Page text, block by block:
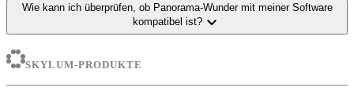
Wie kann ich überprüfen, ob Panorama-Wunder mit meiner Software
kompatibel ist? expand_more
SKYLUM-PRODUKTE